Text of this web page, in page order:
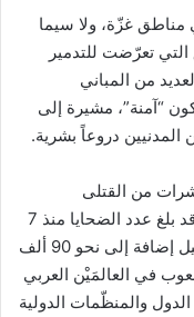
مناطق غزّة، ولا سيما
تعرّضت للتدمير
من المباني
“آمنة”، مشيرة إلى
دروعاً بشرية.
من القتلى
والجرحى من المدنيين والأطفال والنساء وقد بلغ عدد الضحايا منذ 7
أكتوبر 2023 حتّى الآن أكثر من 38 ألف قتيل إضافة إلى نحو 90 ألف
في العالمَيْن العربي
الدول والمنظّمات الدولية